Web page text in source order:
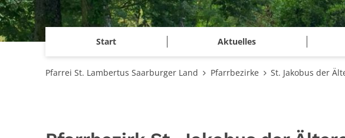
Start Aktuelles
Pfarrei St. Lambertus Saarburger Land Pfarrbezirke St. Jakobus der